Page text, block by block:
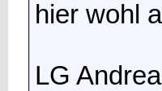
hier wohl
LG Andrea